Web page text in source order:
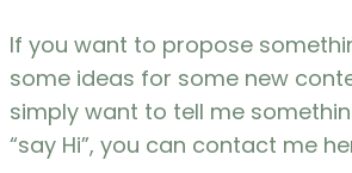
If you want to propose
some ideas for some new
simply want to tell me
“say Hi”, you can contact me